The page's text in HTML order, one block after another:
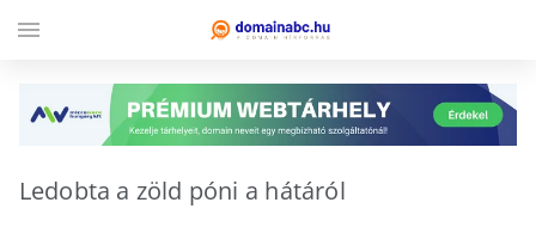
Ledobta a zöld póni a hátáról
menu